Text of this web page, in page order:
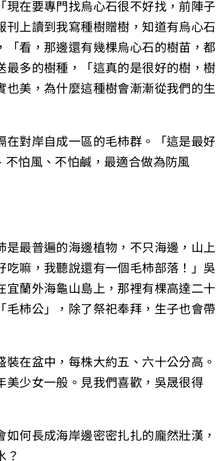
上讀到我寫種樹贈樹，知道有烏心石
看，那邊還有幾棵烏心石的樹苗，都
多的樹種，「這真的是很好的樹，樹
美，為什麼這種樹會漸漸從我們的生
對岸自成一區的毛柿群。「這是最好
怕風、不怕鹹，最適合做為防風
最普遍的海邊植物，不只海邊，山上
嘛，我聽說還有一個毛柿部落！」吳
蘭外海龜山島上，那裡有棵高達二十
柿公」，除了祭祀奉拜，生子也會帶
在盆中，每株大約五、六十公分高。
少女一般。見我們喜歡，吳晟很得
何長成海岸邊密密扎扎的龐然壯漢，